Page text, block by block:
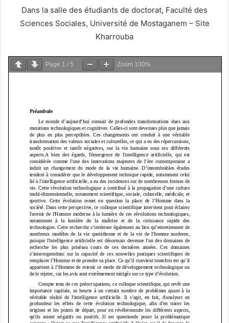
Dans la salle des étudiants de doctorat, Faculté des
Sciences Sociales, Université de Mostaganem – Site
Kharrouba
Page 1 / 5 Zoom 100%